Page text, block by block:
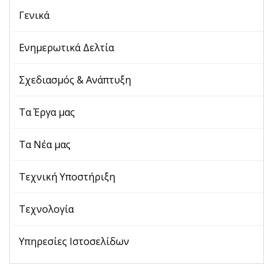
Γενικά
Ενημερωτικά Δελτία
Σχεδιασμός & Ανάπτυξη
Τα Έργα μας
Τα Νέα μας
Τεχνική Υποστήριξη
Τεχνολογία
Υπηρεσίες Ιστοσελίδων